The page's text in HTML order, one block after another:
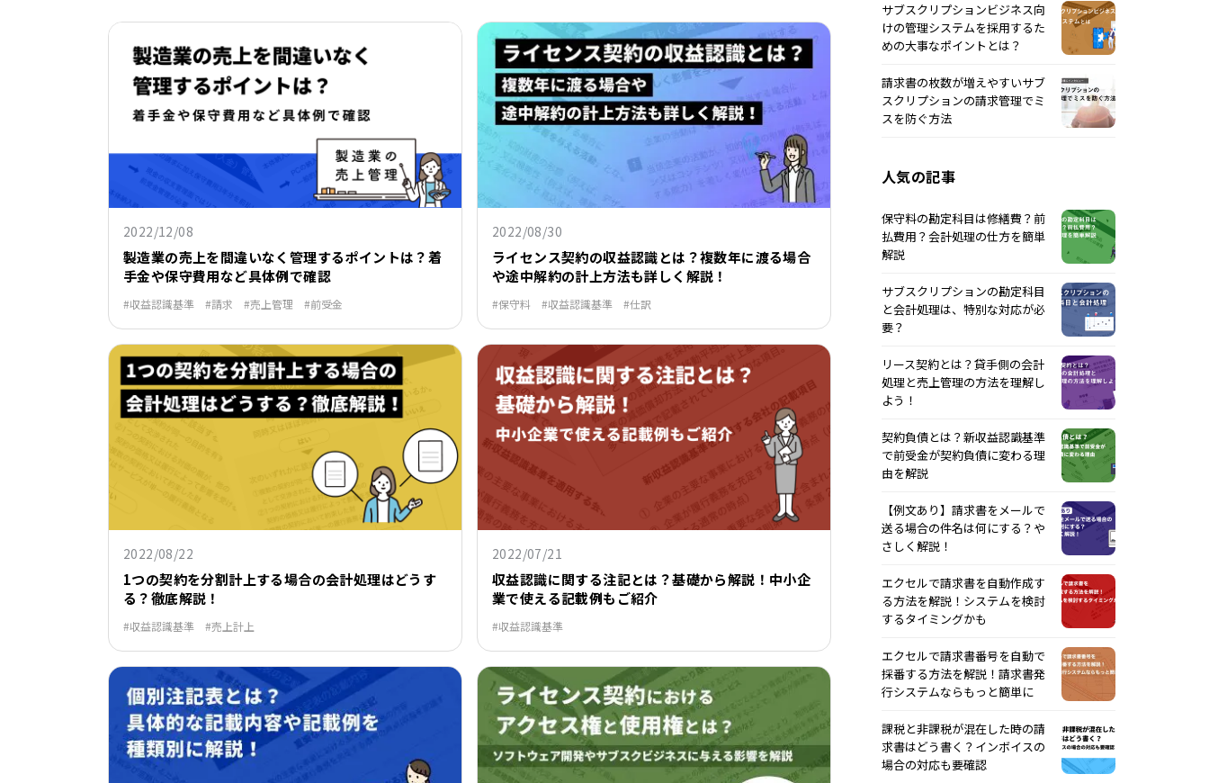
2022/12/08
製造業の売上を間違いなく管理するポイントは？着
手金や保守費用など具体例で確認
収益認識基準 請求 売上管理 前受金
2022/08/30
ライセンス契約の収益認識とは？複数年に渡る場合
や途中解約の計上方法も詳しく解説！
保守料 収益認識基準 仕訳
2022/08/22
1つの契約を分割計上する場合の会計処理はどうす
る？徹底解説！
収益認識基準 売上計上
2022/07/21
収益認識に関する注記とは？基礎から解説！中小企
業で使える記載例もご紹介
収益認識基準
サブスクリプションビジネス向
けの管理システムを採用するた
めの大事なポイントとは？
請求書の枚数が増えやすいサブ
スクリプションの請求管理でミ
スを防ぐ方法
人気の記事
保守料の勘定科目は修繕費？前
払費用？会計処理の仕方を簡単
解説
サブスクリプションの勘定科目
と会計処理は、特別な対応が必
要？
リース契約とは？貸手側の会計
処理と売上管理の方法を理解し
よう！
契約負債とは？新収益認識基準
で前受金が契約負債に変わる理
由を解説
【例文あり】請求書をメールで
送る場合の件名は何にする？や
さしく解説！
エクセルで請求書を自動作成す
る方法を解説！システムを検討
するタイミングかも
エクセルで請求書番号を自動で
採番する方法を解説！請求書発
行システムならもっと簡単に
課税と非課税が混在した時の請
求書はどう書く？インボイスの
場合の対応も要確認